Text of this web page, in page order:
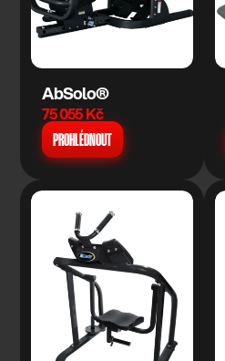
AbSolo®
75 055 Kč
PROHLÉDNOUT